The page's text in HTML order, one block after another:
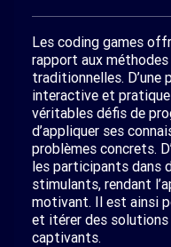
Les coding games
rapport aux méthodes
traditionnelles. D’une
interactive et
véritables défis de
d’appliquer ses
problèmes concrets.
les participants dans
stimulants, rendant
motivant. Il est ainsi
et itérer des
captivants.